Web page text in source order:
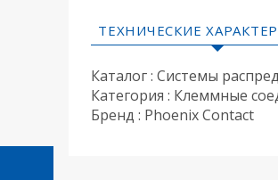
ТЕХНИЧЕСКИЕ
Каталог : Системы
Категория : Клеммные
Бренд : Phoenix Contact